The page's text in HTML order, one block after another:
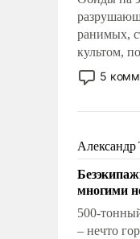
ранимых,
культом,
отменяя
человеку
на себя
слабым,
5
многими
500-
– нечто